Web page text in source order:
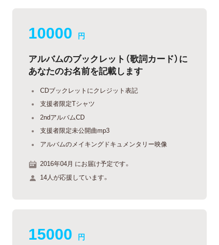
10000 円
アルバムのブックレット（歌詞カード）に
あなたのお名前を記載します
CDブックレットにクレジット表記
支援者限定Tシャツ
2ndアルバムCD
支援者限定未公開曲mp3
アルバムのメイキングドキュメンタリー映像
2016年04月 にお届け予定です。
14人が応援しています。
15000 円